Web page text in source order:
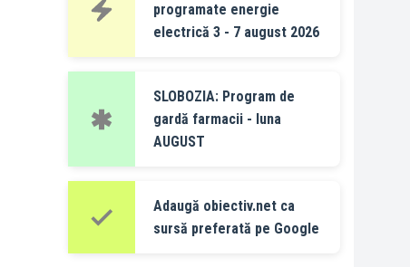
programate energie
electrică 3 - 7 august 2026
SLOBOZIA: Program de
gardă farmacii - luna
AUGUST
Adaugă obiectiv.net ca
sursă preferată pe Google